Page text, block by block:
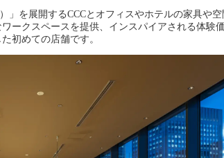
」を展開するCCCとオフィスやホテルの家具や空
ークスペースを提供、インスパイアされる体験
初めての店舗です。